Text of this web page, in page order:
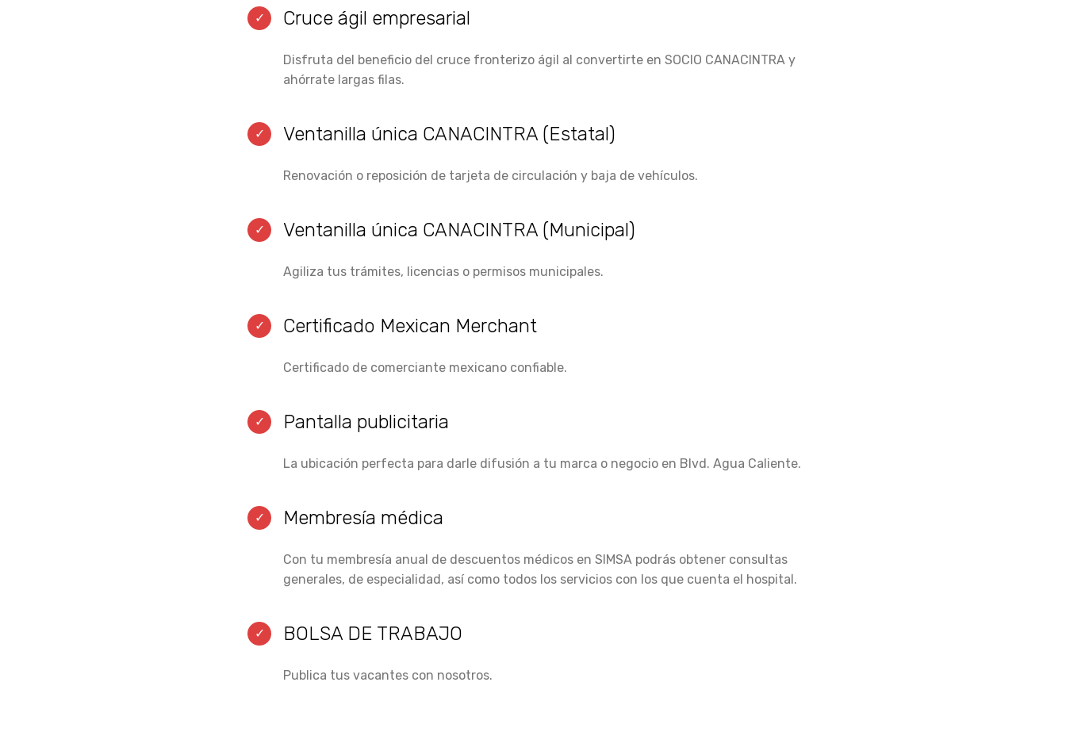
Cruce ágil empresarial
Disfruta del beneficio del cruce fronterizo ágil al convertirte en SOCIO CANACINTRA y
ahórrate largas filas.
Ventanilla única CANACINTRA (Estatal)
Renovación o reposición de tarjeta de circulación y baja de vehículos.
Ventanilla única CANACINTRA (Municipal)
Agiliza tus trámites, licencias o permisos municipales.
Certificado Mexican Merchant
Certificado de comerciante mexicano confiable.
Pantalla publicitaria
La ubicación perfecta para darle difusión a tu marca o negocio en Blvd. Agua Caliente.
Membresía médica
Con tu membresía anual de descuentos médicos en SIMSA podrás obtener consultas
generales, de especialidad, así como todos los servicios con los que cuenta el hospital.
BOLSA DE TRABAJO
Publica tus vacantes con nosotros.